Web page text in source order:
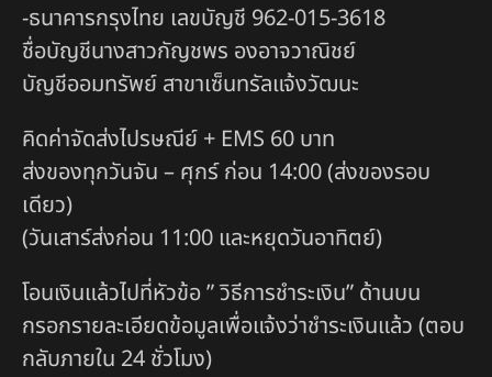
-ธนาคารกรุงไทย เลขบัญชี 962-015-3618
ชื่อบัญชีนางสาวกัญชพร องอาจวาณิชย์
บัญชีออมทรัพย์ สาขาเซ็นทรัลแจ้งวัฒนะ
คิดค่าจัดส่งไปรษณีย์ + EMS 60 บาท
ส่งของทุกวันจัน – ศุกร์ ก่อน 14:00 (ส่งของรอบ
เดียว)
(วันเสาร์ส่งก่อน 11:00 และหยุดวันอาทิตย์)
โอนเงินแล้วไปที่หัวข้อ ” วิธีการชำระเงิน” ด้านบน
กรอกรายละเอียดข้อมูลเพื่อแจ้งว่าชำระเงินแล้ว (ตอบ
กลับภายใน 24 ชั่วโมง)